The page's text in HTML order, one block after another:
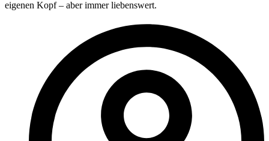
eigenen Kopf – aber immer liebenswert.